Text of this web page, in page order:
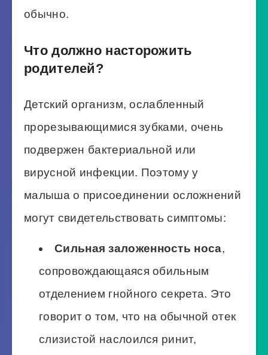
обычно.
Что должно насторожить
родителей?
Детский организм, ослабленный
прорезывающимися зубками, очень
подвержен бактериальной или
вирусной инфекции. Поэтому у
малыша о присоединении осложнений
могут свидетельствовать симптомы:
Сильная заложенность носа,
сопровождающаяся обильным
отделением гнойного секрета. Это
говорит о том, что на обычной отек
слизистой наслоился ринит,